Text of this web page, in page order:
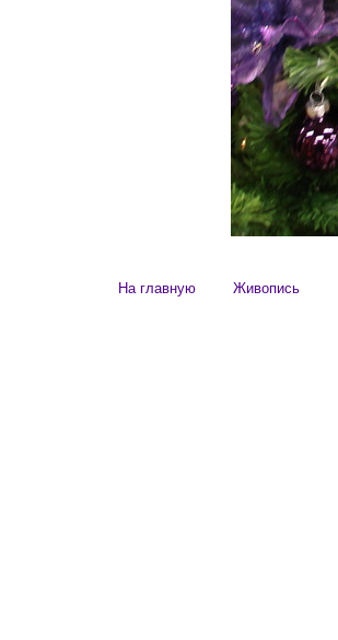
На главную Живопись